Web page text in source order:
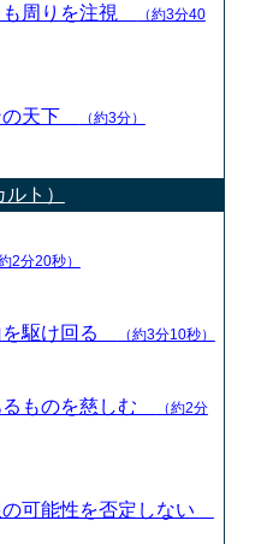
も周りを注視
（約3分40
の天下 （約3分）
ト）
約2分20秒）
を駆け回る （約3分10秒）
るものを慈しむ
（約2分
の可能性を否定しない